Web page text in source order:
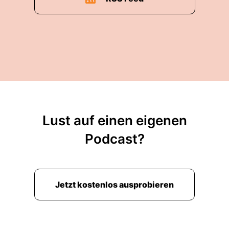
Lust auf einen eigenen
Podcast?
Jetzt kostenlos ausprobieren